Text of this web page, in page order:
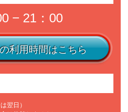
− 21：00
利用時間はこちら
翌日）